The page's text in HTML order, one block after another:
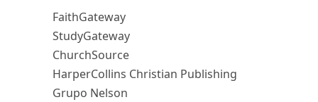
FaithGateway
StudyGateway
ChurchSource
HarperCollins Christian Publishing
Grupo Nelson